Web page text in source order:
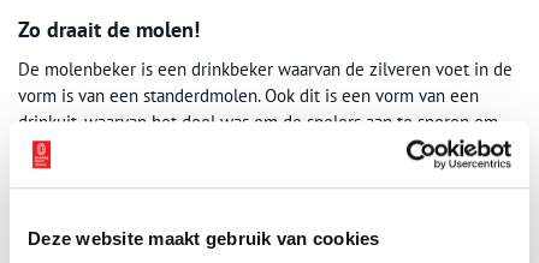
Deze website maakt gebruik van cookies
Zo draait de molen!
De molenbeker is een drinkbeker waarvan de zilveren voet in de
vorm is van een standerdmolen. Ook dit is een vorm van een
drinkuit, waarvan het doel was om de spelers aan te sporen om
meer te drinken dan goed voor ze was.
worden leeggedronken voordat de wieken stilstonden. Dikwijls